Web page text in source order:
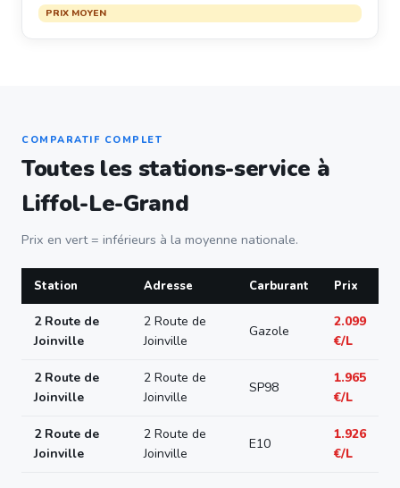
PRIX MOYEN
COMPARATIF COMPLET
Toutes les stations-service à
Liffol-Le-Grand
Prix en vert = inférieurs à la moyenne nationale.
Station Adresse Carburant Prix
2 Route de
Joinville
2 Route de
Joinville
Gazole
2.099
€/L
2 Route de
Joinville
2 Route de
Joinville
SP98
1.965
€/L
2 Route de
Joinville
2 Route de
Joinville
E10
1.926
€/L